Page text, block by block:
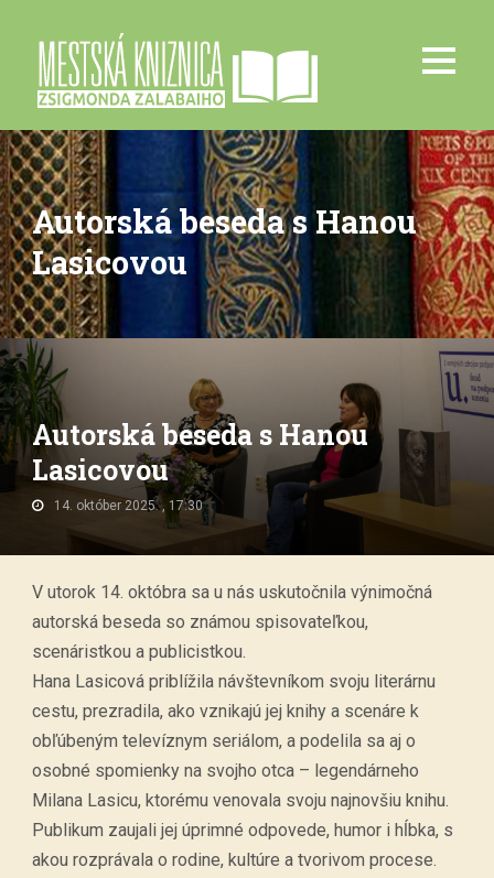
Autorská beseda s Hanou
Lasicovou
Autorská beseda s Hanou
Lasicovou
14. október 2025. , 17:30
V utorok 14. októbra sa u nás uskutočnila výnimočná
autorská beseda so známou spisovateľkou,
scenáristkou a publicistkou.
Hana Lasicová priblížila návštevníkom svoju literárnu
cestu, prezradila, ako vznikajú jej knihy a scenáre k
obľúbeným televíznym seriálom, a podelila sa aj o
osobné spomienky na svojho otca – legendárneho
Milana Lasicu, ktorému venovala svoju najnovšiu knihu.
Publikum zaujali jej úprimné odpovede, humor i hĺbka, s
akou rozprávala o rodine, kultúre a tvorivom procese.